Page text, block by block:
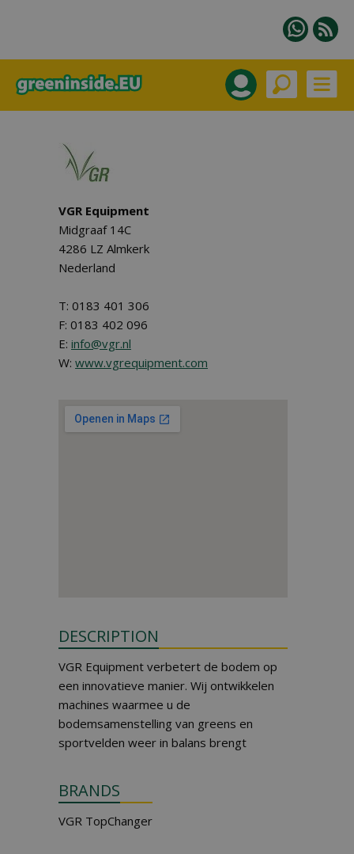
VGR Equipment
Midgraaf 14C
4286 LZ Almkerk
Nederland
T: 0183 401 306
F: 0183 402 096
E: info@vgr.nl
W: www.vgrequipment.com
DESCRIPTION
VGR Equipment verbetert de bodem op
een innovatieve manier. Wij ontwikkelen
machines waarmee u de
bodemsamenstelling van greens en
sportvelden weer in balans brengt
BRANDS
VGR TopChanger